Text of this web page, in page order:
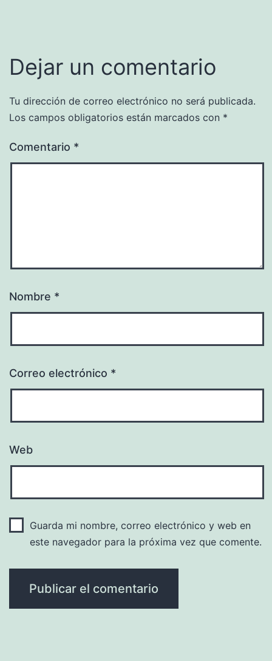
Dejar un comentario
Tu dirección de correo electrónico no será publicada.
Los campos obligatorios están marcados con *
Comentario *
Nombre *
Correo electrónico *
Web
Guarda mi nombre, correo electrónico y web en
este navegador para la próxima vez que comente.